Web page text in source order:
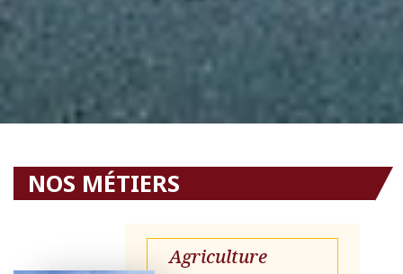
NOS MÉTIERS
Agriculture